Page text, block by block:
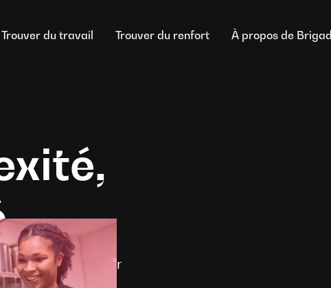
Trouver du travail Trouver du renfort À propos de Brigad
chaque jour
l'application